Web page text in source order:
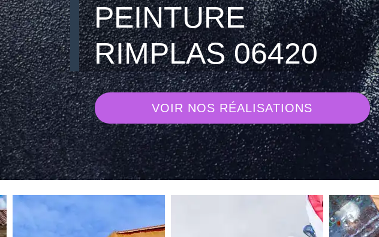
PEINTURE
RIMPLAS 06420
VOIR NOS RÉALISATIONS